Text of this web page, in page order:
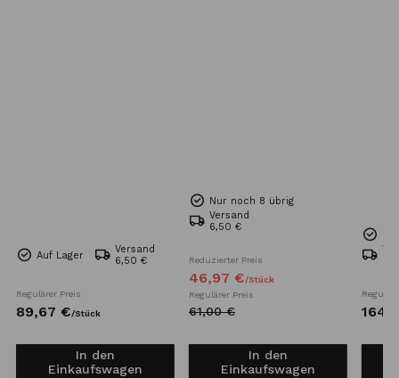
Auf Lager
Versand
6,50 €
Regulärer Preis
89,67 €/Stück
In den
Einkaufswagen
Nur noch 8 übrig
Versand
6,50 €
Reduzierter Preis
46,97 €/Stück
Regulärer Preis
61,00 €
In den
Einkaufswagen
164,